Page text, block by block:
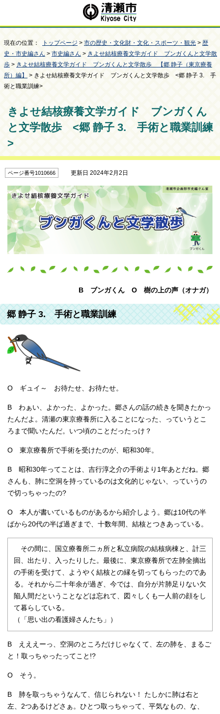
現在の位置： トップページ > 市の歴史・文化財・文化・スポーツ・観光 > 歴
史・市史編さん > 市史編さん > きよせ結核療養文学ガイド ブンガくんと文学散
歩 > きよせ結核療養文学ガイド ブンガくんと文学散歩 【郷 静子（東京療養
所）編】
> きよせ結核療養文学ガイド ブンガくんと文学散歩 <郷 静子 3. 手
術と職業訓練>
きよせ結核療養文学ガイド ブンガくん
と文学散歩 <郷 静子 3. 手術と職業訓練
>
ページ番号1010666 更新日 2024年2月2日
B ブンガくん O 樹の上の声（オナガ）
郷 静子 3. 手術と職業訓練
O ギュイ～ お待たせ、お待たせ。
B わぁい、よかった、よかった。郷さんの話の続きを聞きたかっ
たんだよ。清瀬の東京療養所に入ることになった、っていうとこ
ろまで聞いたんだ。いつ頃のことだったっけ？
O 東京療養所で手術を受けたのが、昭和30年。
B 昭和30年ってことは、吉行淳之介の手術より1年あとだね。郷
さんも、肺に空洞を持っているのは文化的じゃない、っていうの
で切っちゃったの?
O 本人が書いているものがあるから紹介しよう。郷は10代の半
ばから20代の半ば過ぎまで、十数年間、結核とつきあっている。
その間に、国立療養所二ヵ所と私立病院の結核病棟と、計三
回、出たり、入ったりした。最後に、東京療養所で左肺全摘出
の手術を受けて、ようやく結核との縁を切ってもらったのであ
る。それから二十年余が過ぎ、今では、自分が片肺足りない欠
陥人間だということなどは忘れて、図々しくも一人前の顔をし
て暮らしている。
（「思い出の看護婦さんたち」）
B えええーっ、空洞のところだけじゃなくて、左の肺を、まるご
と！取っちゃったってこと!?
O そう。
B 肺を取っちゃうなんて、信じられない！ たしかに肺は右と
左、2つあるけどさぁ。ひとつ取っちゃって、平気なもの、な、